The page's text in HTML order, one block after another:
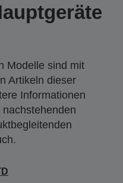
Modelle sind mit
Artikeln dieser
Informationen